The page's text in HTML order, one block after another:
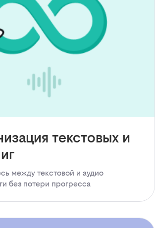
текстовых и
между текстовой и аудио
без потери прогресса